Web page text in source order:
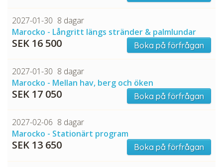
2027-01-30 8 dagar
Marocko - Långritt längs stränder & palmlundar
SEK 16 500 Boka på förfrågan
2027-01-30 8 dagar
Marocko - Mellan hav, berg och öken
SEK 17 050 Boka på förfrågan
2027-02-06 8 dagar
Marocko - Stationärt program
SEK 13 650 Boka på förfrågan